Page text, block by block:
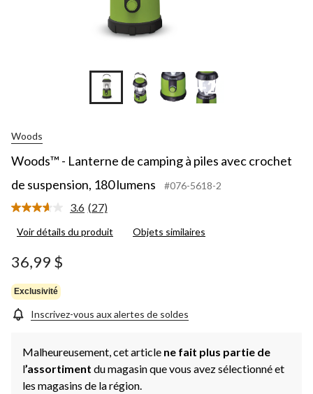
+2
Woods
Woods™ - Lanterne de camping à piles avec crochet
de suspension, 180 lumens
#076-5618-2
3.6 Lire
27
(27)
Voir détails du produit Objets similaires
36,99 $
Exclusivité
Inscrivez-vous aux alertes de soldes
Malheureusement, cet article ne fait plus partie de
l’assortiment du magasin que vous avez sélectionné et
les magasins de la région.